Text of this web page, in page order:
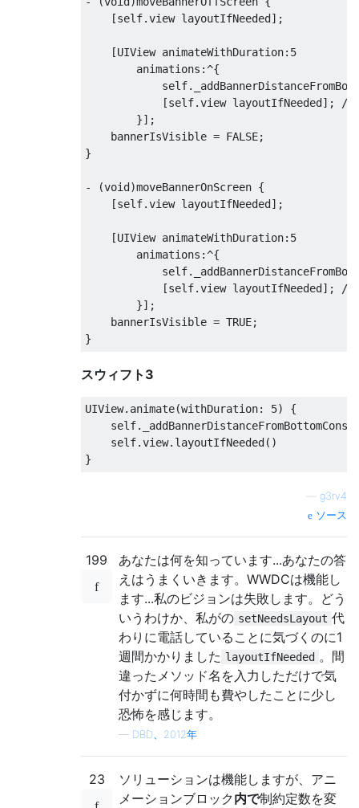
[self.view layoutIfNeeded];
[UIView animateWithDuration: 5
        animations
:^{
            self
.
[self.view layoutIfNeeded];
//
}];
    bannerIsVisible
= FALSE;
}
- (void)moveBannerOnScreen {
[self.view layoutIfNeeded];
[UIView animateWithDuration: 5
        animations
:^{
            self
.
[self.view layoutIfNeeded];
//
}];
    bannerIsVisible
= TRUE;
}
スウィフト3
UIView. animate(withDuration: 5)
{
    self
.
    self
.view. layoutIfNeeded()
}
g3rv4
ソース
199
あなたは何を知っています...あなたの答
えはうまくいきます。WWDCは機能し
ます...私のビジョンは失敗します。どう
いうわけか、私がの setNeedsLayout 代
わりに電話していることに気づくのに1
週間かかりました layoutIfNeeded 。間
違ったメソッド名を入力しただけで気
付かずに何時間も費やしたことに少し
恐怖を感じます。
— DBD、2012年
23
ソリューションは機能しますが、アニ
メーションブロック 内で制約定数を変